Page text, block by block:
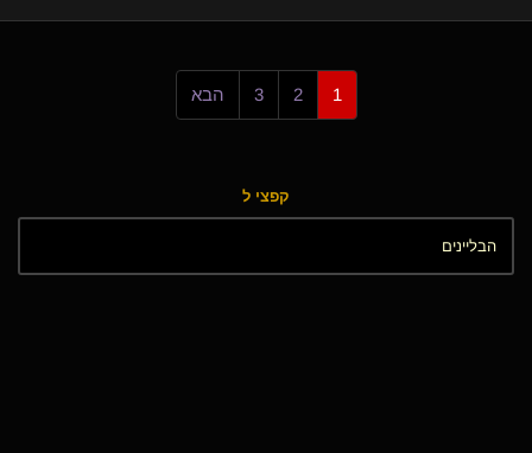
1
2
3 הבא
קפצי ל